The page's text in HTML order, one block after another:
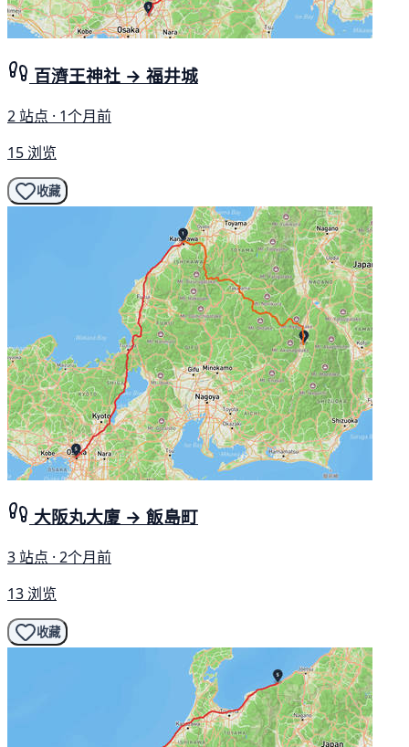
百濟王神社 → 福井城
2 站点 · 1个月前
15 浏览
收藏
大阪丸大廈 → 飯島町
3 站点 · 2个月前
13 浏览
收藏